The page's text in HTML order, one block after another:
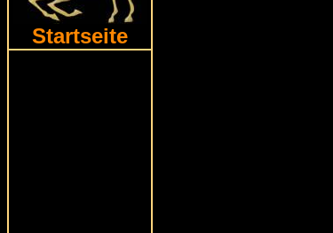
Startseite